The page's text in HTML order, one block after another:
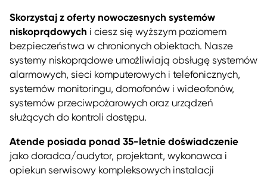
Skorzystaj z oferty nowoczesnych systemów
niskoprądowych i ciesz się wyższym poziomem
bezpieczeństwa w chronionych obiektach. Nasze
systemy niskoprądowe umożliwiają obsługę systemów
alarmowych, sieci komputerowych i telefonicznych,
systemów monitoringu, domofonów i wideofonów,
systemów przeciwpożarowych oraz urządzeń
służących do kontroli dostępu.
Atende posiada ponad 35-letnie doświadczenie
jako doradca/audytor, projektant, wykonawca i
opiekun serwisowy kompleksowych instalacji